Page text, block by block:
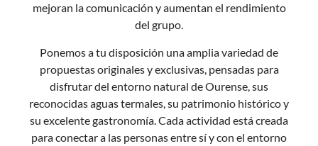
mejoran la comunicación y aumentan el rendimiento
del grupo.
Ponemos a tu disposición una amplia variedad de
propuestas originales y exclusivas, pensadas para
disfrutar del entorno natural de Ourense, sus
reconocidas aguas termales, su patrimonio histórico y
su excelente gastronomía. Cada actividad está creada
para conectar a las personas entre sí y con el entorno